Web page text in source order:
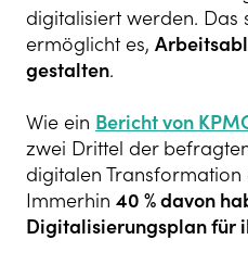
digitalisiert werden. Das
ermöglicht es,
gestalten.
Wie ein Bericht von
zwei Drittel der
digitalen
Immerhin 40 % davon
Digitalisierungsplan für